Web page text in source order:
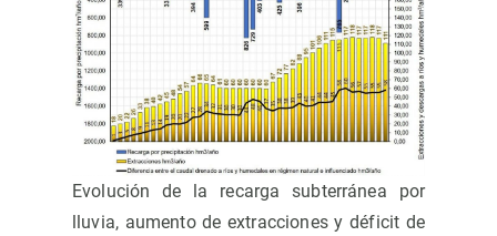
Evolución de la recarga subterránea por
lluvia, aumento de extracciones y déficit de